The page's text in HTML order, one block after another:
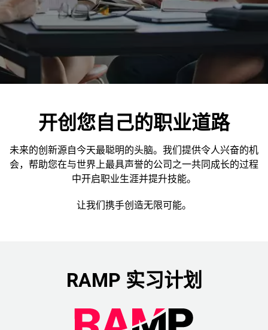
开创您自己的职业道路
未来的创新源自今天最聪明的头脑。我们提供令人兴奋的机
会，帮助您在与世界上最具声誉的公司之一共同成长的过程
中开启职业生涯并提升技能。
让我们携手创造无限可能。
RAMP 实习计划